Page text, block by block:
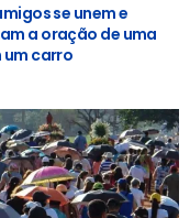
se unem e
a oração de uma
um carro